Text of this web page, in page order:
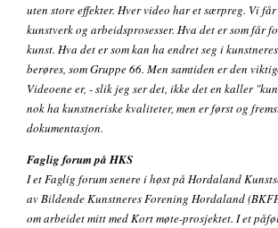
uten store effekter. Hver video har et særpreg. Vi
kunstverk og arbeidsprosesser. Hva det er som får
kunst. Hva det er som kan ha endret seg i
berøres, som Gruppe 66. Men samtiden er den
Videoene er, - slik jeg ser det, ikke det en kaller
nok ha kunstneriske kvaliteter, men er først og
dokumentasjon.
Faglig forum på HKS
I et Faglig forum senere i høst på Hordaland
av Bildende Kunstneres Forening Hordaland
om arbeidet mitt med Kort møte-prosjektet. I et